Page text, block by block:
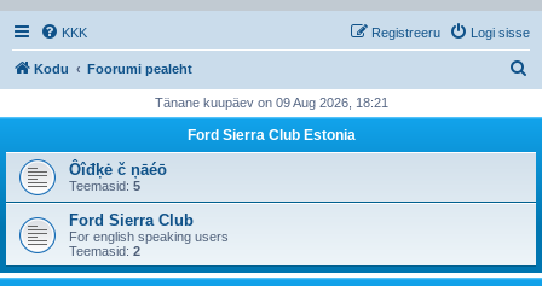
KKK Logi sisse
Registreeru
Kodu Foorumi pealeht
i
Tänane kuupäev on 09 Aug 2026, 18:21
Ford Sierra Club Estonia
Ôîđķė č ņāéō
Teemasid: 5
Ford Sierra Club
For english speaking users
Teemasid: 2